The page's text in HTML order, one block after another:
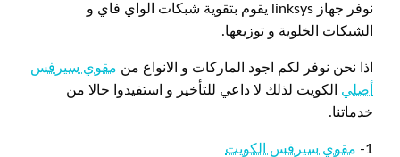
نوفر جهاز linksys يقوم بتقوية شبكات الواي فاي و
الشبكات الخلوية و توزيعها.
اذا نحن نوفر لكم اجود الماركات و الانواع من مقوي سيرفس
أصلي الكويت لذلك لا داعي للتأخير و استفيدوا حالا من
خدماتنا.
1-
مقوي سيرفس الكويت